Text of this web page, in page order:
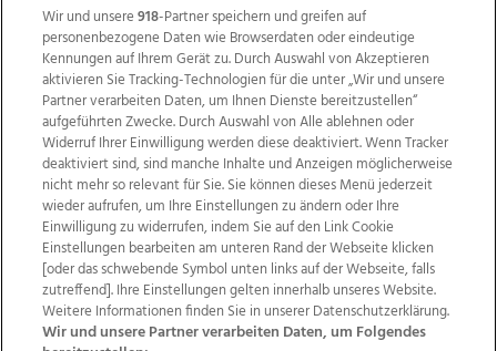
Wir über uns Mediadaten Kontakt
Jobs
Datenschutz
Impressum
AGB Anzeigekunden
AGB Website
Ehrenkodex Politische Werbung
Wir und unsere918-Partner speichern und greifen auf
personenbezogene Daten wie Browserdaten oder eindeutige
Kennungen auf Ihrem Gerät zu. Durch Auswahl von Akzeptieren
aktivieren Sie Tracking-Technologien für die unter „Wir und unsere
Partner verarbeiten Daten, um Ihnen Dienste bereitzustellen“
aufgeführten Zwecke. Durch Auswahl von Alle ablehnen oder
Widerruf Ihrer Einwilligung werden diese deaktiviert. Wenn Tracker
deaktiviert sind, sind manche Inhalte und Anzeigen möglicherweise
nicht mehr so relevant für Sie. Sie können dieses Menü jederzeit
wieder aufrufen, um Ihre Einstellungen zu ändern oder Ihre
Einwilligung zu widerrufen, indem Sie auf den Link Cookie
Einstellungen bearbeiten am unteren Rand der Webseite klicken
[oder das schwebende Symbol unten links auf der Webseite, falls
zutreffend]. Ihre Einstellungen gelten innerhalb unseres Website.
Weitere Informationen finden Sie in unserer Datenschutzerklärung.
Wir und unsere Partner verarbeiten Daten, um Folgendes